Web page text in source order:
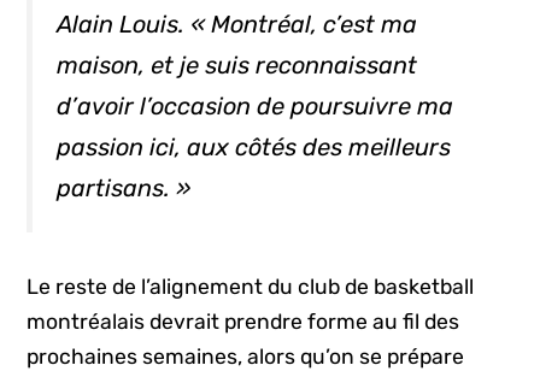
Alain Louis. « Montréal, c’est ma
maison, et je suis reconnaissant
d’avoir l’occasion de poursuivre ma
passion ici, aux côtés des meilleurs
partisans. »
Le reste de l’alignement du club de basketball
montréalais devrait prendre forme au fil des
prochaines semaines, alors qu’on se prépare